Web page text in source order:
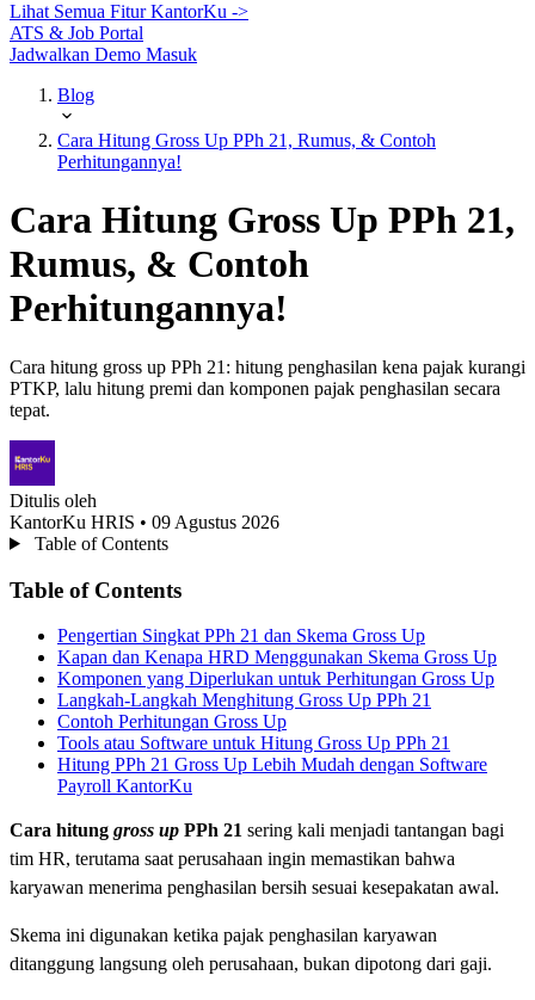
Lihat Semua Fitur KantorKu ->
ATS & Job Portal
Jadwalkan Demo Masuk
Blog
Cara Hitung Gross Up PPh 21, Rumus, & Contoh
Perhitungannya!
Cara Hitung Gross Up PPh 21,
Rumus, & Contoh
Perhitungannya!
Cara hitung gross up PPh 21: hitung penghasilan kena pajak kurangi
PTKP, lalu hitung premi dan komponen pajak penghasilan secara
tepat.
Ditulis oleh
KantorKu HRIS • 09 Agustus 2026
Table of Contents
Table of Contents
Pengertian Singkat PPh 21 dan Skema Gross Up
Kapan dan Kenapa HRD Menggunakan Skema Gross Up
Komponen yang Diperlukan untuk Perhitungan Gross Up
Langkah-Langkah Menghitung Gross Up PPh 21
Contoh Perhitungan Gross Up
Tools atau Software untuk Hitung Gross Up PPh 21
Hitung PPh 21 Gross Up Lebih Mudah dengan Software
Payroll KantorKu
Cara hitung gross up PPh 21 sering kali menjadi tantangan bagi
tim HR, terutama saat perusahaan ingin memastikan bahwa
karyawan menerima penghasilan bersih sesuai kesepakatan awal.
Skema ini digunakan ketika pajak penghasilan karyawan
ditanggung langsung oleh perusahaan, bukan dipotong dari gaji.